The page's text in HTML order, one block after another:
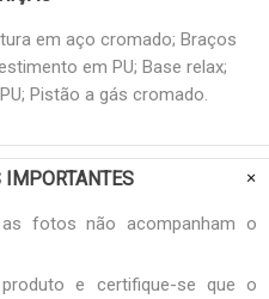
em aço cromado; Braços
em PU; Base relax;
Pistão a gás cromado.
IMPORTANTES
fotos não acompanham o
e certifique-se que o